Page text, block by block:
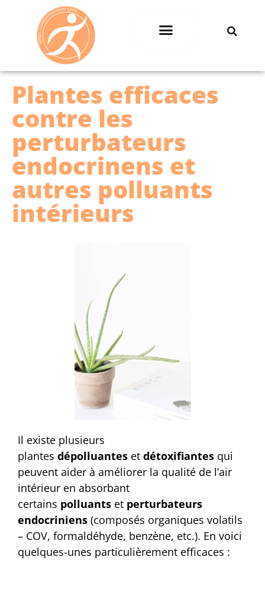
Plantes efficaces
contre les
perturbateurs
endocrinens et
autres polluants
intérieurs
Il existe plusieurs
plantes dépolluantes et détoxifiantes qui
peuvent aider à améliorer la qualité de l’air
intérieur en absorbant
certains polluants et perturbateurs
endocriniens (composés organiques volatils
– COV, formaldéhyde, benzène, etc.). En voici
quelques-unes particulièrement efficaces :